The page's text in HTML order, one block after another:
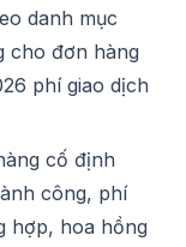
danh mục
cho đơn hàng
phí giao dịch
cố định
công, phí
hợp, hoa hồng